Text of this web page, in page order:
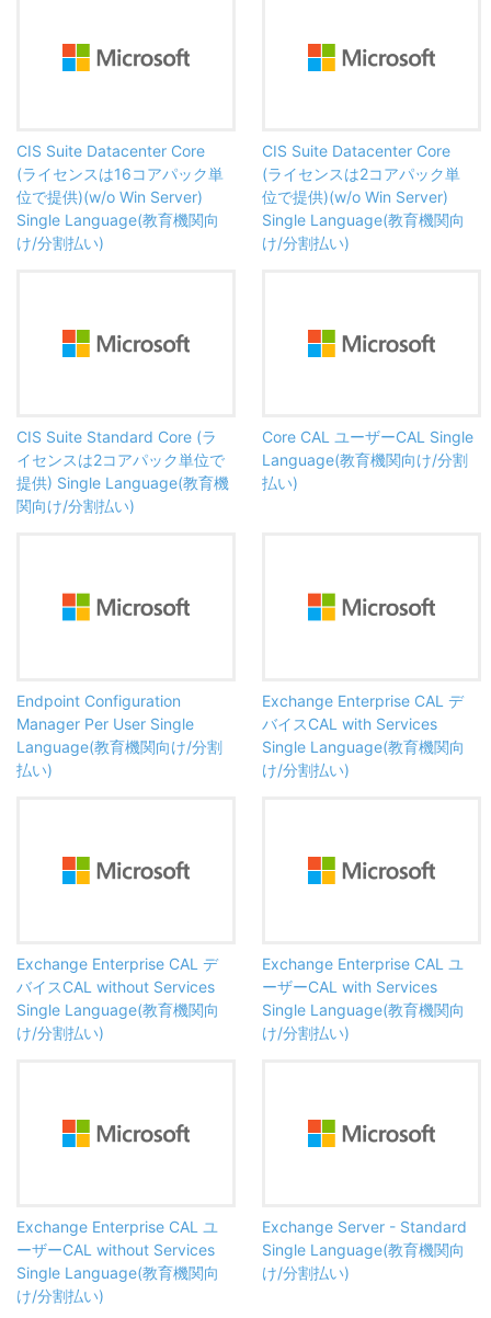
CIS Suite Datacenter Core
(ライセンスは16コアパック単
位で提供)(w/o Win Server)
Single Language(教育機関向
け/分割払い)
CIS Suite Datacenter Core
(ライセンスは2コアパック単
位で提供)(w/o Win Server)
Single Language(教育機関向
け/分割払い)
CIS Suite Standard Core (ラ
イセンスは2コアパック単位で
提供) Single Language(教育機
関向け/分割払い)
Core CAL ユーザーCAL Single
Language(教育機関向け/分割
払い)
Endpoint Configuration
Manager Per User Single
Language(教育機関向け/分割
払い)
Exchange Enterprise CAL デ
バイスCAL with Services
Single Language(教育機関向
け/分割払い)
Exchange Enterprise CAL デ
バイスCAL without Services
Single Language(教育機関向
け/分割払い)
Exchange Enterprise CAL ユ
ーザーCAL with Services
Single Language(教育機関向
け/分割払い)
Exchange Enterprise CAL ユ
ーザーCAL without Services
Single Language(教育機関向
け/分割払い)
Exchange Server - Standard
Single Language(教育機関向
け/分割払い)